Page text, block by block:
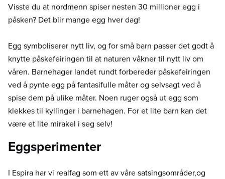
Visste du at nordmenn spiser nesten 30 millioner egg i
påsken? Det blir mange egg hver dag!
Egg symboliserer nytt liv, og for små barn passer det godt å
knytte påskefeiringen til at naturen våkner til nytt liv om
våren. Barnehager landet rundt forbereder påskefeiringen
ved å pynte egg på fantasifulle måter og selvsagt ved å
spise dem på ulike måter. Noen ruger også ut egg som
klekkes til kyllinger i barnehagen. For et lite barn kan det
være et lite mirakel i seg selv!
Eggsperimenter
I Espira har vi realfag som ett av våre satsingsområder,og